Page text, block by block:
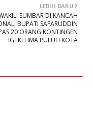
LEBIH BARU
SUMBAR DI KANCAH
BUPATI SAFARUDDIN
20 ORANG KONTINGEN
IGTKI LIMA PULUH KOTA